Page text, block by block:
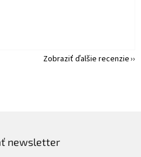
Zobraziť ďalšie recenzie
newsletter